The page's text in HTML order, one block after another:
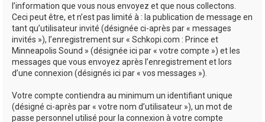
l’information que vous nous envoyez et que nous collectons.
Ceci peut être, et n’est pas limité à : la publication de message en
tant qu’utilisateur invité (désignée ci-après par « messages
invités »), l’enregistrement sur « Schkopi.com : Prince et
Minneapolis Sound » (désignée ici par « votre compte ») et les
messages que vous envoyez après l’enregistrement et lors
d’une connexion (désignés ici par « vos messages »).
Votre compte contiendra au minimum un identifiant unique
(désigné ci-après par « votre nom d’utilisateur »), un mot de
passe personnel utilisé pour la connexion à votre compte